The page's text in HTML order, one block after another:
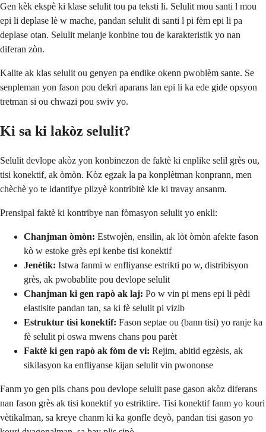
Gen kèk ekspè ki klase selulit tou pa teksti li. Selulit mou santi l mou
epi li deplase lè w mache, pandan selulit di santi l pi fèm epi li pa
deplase otan. Selulit melanje konbine tou de karakteristik yo nan
diferan zòn.
Kalite ak klas selulit ou genyen pa endike okenn pwoblèm sante. Se
senpleman yon fason pou dekri aparans lan epi li ka ede gide opsyon
tretman si ou chwazi pou swiv yo.
Ki sa ki lakòz selulit?
Selulit devlope akòz yon konbinezon de faktè ki enplike selil grès ou,
tisi konektif, ak òmòn. Kòz egzak la pa konplètman konprann, men
chèchè yo te idantifye plizyè kontribitè kle ki travay ansanm.
Prensipal faktè ki kontribye nan fòmasyon selulit yo enkli:
Chanjman òmòn: Estwojèn, ensilin, ak lòt òmòn afekte fason
kò w estoke grès epi kenbe tisi konektif
Jenètik: Istwa fanmi w enfliyanse estrikti po w, distribisyon
grès, ak pwobablite pou devlope selulit
Chanjman ki gen rapò ak laj: Po w vin pi mens epi li pèdi
elastisite pandan tan, sa ki fè selulit pi vizib
Estruktur tisi konektif: Fason septae ou (bann tisi) yo ranje ka
fè selulit pi oswa mwens chans pou parèt
Faktè ki gen rapò ak fòm de vi: Rejim, abitid egzèsis, ak
sikilasyon ka enfliyanse kijan selulit vin pwononse
Fanm yo gen plis chans pou devlope selulit pase gason akòz diferans
nan fason grès ak tisi konektif yo estriktire. Tisi konektif fanm yo kouri
vètikalman, sa kreye chanm ki ka gonfle deyò, pandan tisi gason yo